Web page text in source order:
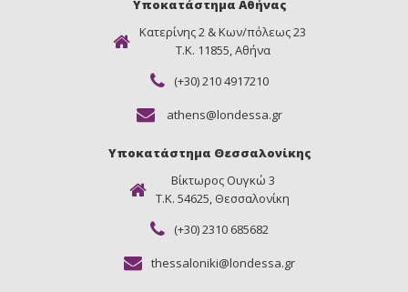
Υποκατάστημα Αθήνας
Κατερίνης 2 & Κων/πόλεως 23
Τ.Κ. 11855, Αθήνα
(+30) 210 4917210
athens@londessa.gr
Υποκατάστημα Θεσσαλονίκης
Βίκτωρος Ουγκώ 3
Τ.Κ. 54625, Θεσσαλονίκη
(+30) 2310 685682
thessaloniki@londessa.gr